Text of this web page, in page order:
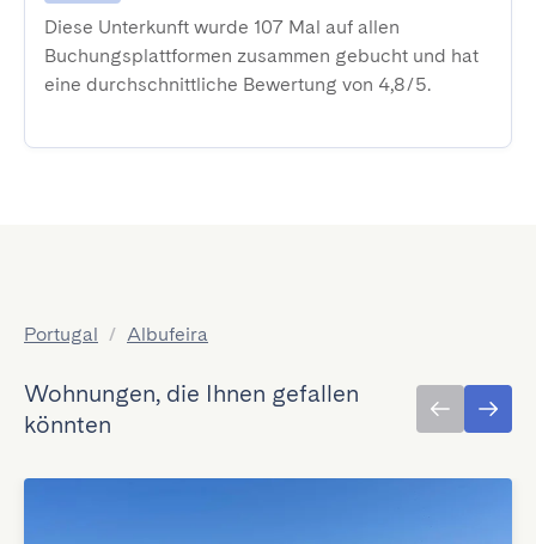
Diese Unterkunft wurde 107 Mal auf allen
Buchungsplattformen zusammen gebucht und hat
eine durchschnittliche Bewertung von 4,8/5.
Portugal / Albufeira
Wohnungen, die Ihnen gefallen
könnten